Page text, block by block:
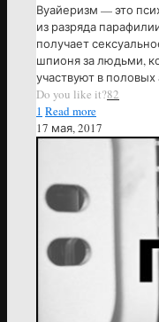
Вуайеризм — это
из разряда
получает
шпионя за людьми,
участвуют в половых
Do you like it?82
1 Read more
17 мая, 2017